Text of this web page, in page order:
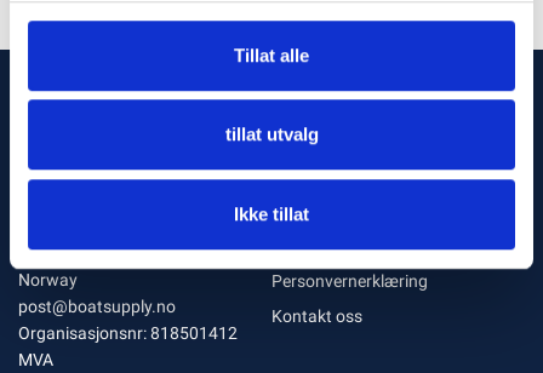
Tillat alle
tillat utvalg
Ikke tillat
Skogveien 2A, 3160 Stokke,
Norway
post@boatsupply.no
Organisasjonsnr: 818501412
MVA
Meny
Om oss
Brukervilkår
Personvernerklæring
Kontakt oss